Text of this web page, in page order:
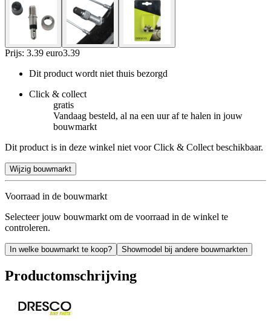
Prijs: 3.39 euro3.39
Dit product wordt niet thuis bezorgd
Click & collect
gratis
Vandaag besteld, al na een uur af te halen in jouw
bouwmarkt
Dit product is in deze winkel niet voor Click & Collect beschikbaar.
Wijzig bouwmarkt
Voorraad in de bouwmarkt
Selecteer jouw bouwmarkt om de voorraad in de winkel te
controleren.
In welke bouwmarkt te koop? Showmodel bij andere bouwmarkten
Productomschrijving